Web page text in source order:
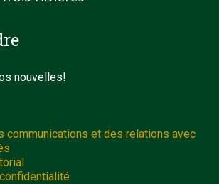
nouvelles!
communications et des relations avec